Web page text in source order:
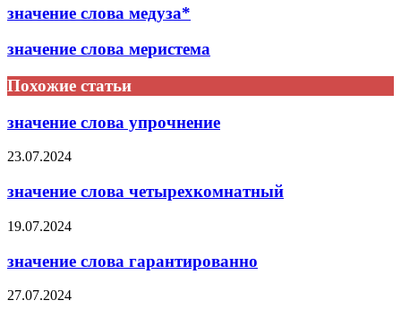
значение слова медуза*
значение слова меристема
Похожие статьи
значение слова упрочнение
23.07.2024
значение слова четырехкомнатный
19.07.2024
значение слова гарантированно
27.07.2024